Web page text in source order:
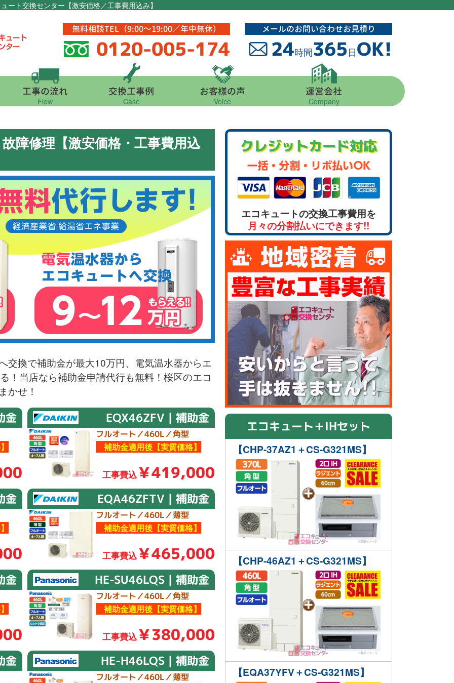
ート交換センター【激安価格／工事費用込み】
無料相談TEL（9:00～19:00／年中無休）
0120-005-174
メールのお問い合わせお見積り
24時間365日OK!
工事の流れ
Flow
交換工事例
Case
お客様の声
Voice
運営会社
Company
障修理【激安価格・工事費用込
交換で補助金が最大10万円、電気温水器からエ
！当店なら補助金申請代行も無料！桜区のエコ
かせ！
金 EQX46ZFV｜補助金
フルオート／460L／角型
補助金適用後【実質価格】
工事費込￥419,000
金 EQA46ZFTV｜補助金
フルオート／460L／薄型
補助金適用後【実質価格】
工事費込￥465,000
金 HE-SU46LQS｜補助金
フルオート／460L／角型
補助金適用後【実質価格】
工事費込￥380,000
金 HE-H46LQS｜補助金
フルオート／460L／薄型
クレジットカード対応
エコキュートの交換工事費用を
月々の分割払いにできます!!
エコキュート＋IHセット
【CHP-37AZ1＋CS-G321MS】
【CHP-46AZ1＋CS-G321MS】
【EQA37YFV＋CS-G321MS】